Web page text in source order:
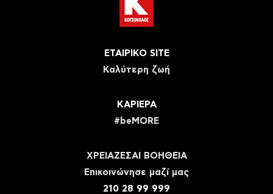
ΕΤΑΙΡΙΚΟ SITE
Καλύτερη ζωή
ΚΑΡΙΕΡΑ
#beMORE
ΧΡΕΙΑΖΕΣΑΙ ΒΟΗΘΕΙΑ
Eπικοινώνησε μαζί μας
210 28 99 999